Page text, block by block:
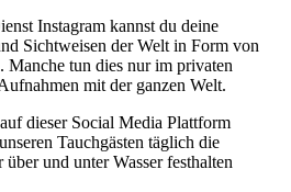
Instagram kannst du deine
Sichtweisen der Welt in Form von
Manche tun dies nur im privaten
mit der ganzen Welt.
dieser Social Media Plattform
Tauchgästen täglich die
und unter Wasser festhalten